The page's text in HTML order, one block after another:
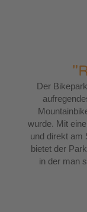
Der
wurde. Mit
und direkt am
bietet der
in der man